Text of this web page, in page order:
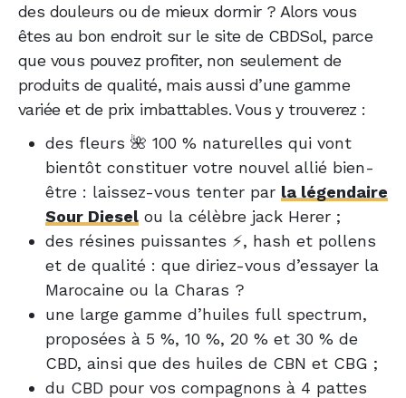
des douleurs ou de mieux dormir ? Alors vous
êtes au bon endroit sur le site de CBDSol, parce
que vous pouvez profiter, non seulement de
produits de qualité, mais aussi d’une gamme
variée et de prix imbattables. Vous y trouverez :
des fleurs 🌺 100 % naturelles qui vont
bientôt constituer votre nouvel allié bien-
être : laissez-vous tenter par la légendaire
Sour Diesel ou la célèbre jack Herer ;
des résines puissantes ⚡, hash et pollens
et de qualité : que diriez-vous d’essayer la
Marocaine ou la Charas ?
une large gamme d’huiles full spectrum,
proposées à 5 %, 10 %, 20 % et 30 % de
CBD, ainsi que des huiles de CBN et CBG ;
du CBD pour vos compagnons à 4 pattes